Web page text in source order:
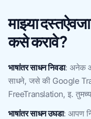
माझ्या
कसे करावे?
भाषांतर साधन निवडा: अनेक
साधने, जसे की Google
FreeTranslation, इ.
भाषांतर साधन उघडा: आपण